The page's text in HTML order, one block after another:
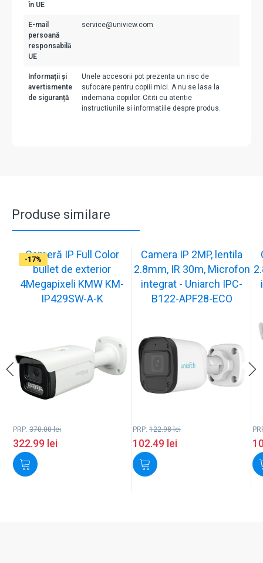
în UE
E-mail
persoană
responsabilă
UE
service@uniview.com
Informații și
avertismente
de siguranță
Unele accesorii pot prezenta un risc de
sufocare pentru copiii mici. A nu se lasa la
indemana copiilor. Cititi cu atentie
instructiunile si informatiile despre produs.
Produse similare
-13%
Cameră IP Full Color
bullet de exterior
4Megapixeli KMW KM-
IP429SW-A-K
PRP: 370.00lei
322.99 lei
-17%
Camera IP 2MP, lentila
2.8mm, IR 30m, Microfon
integrat - Uniarch IPC-
B122-APF28-ECO
PRP: 122.98lei
102.49 lei
-17%
-17%
-17%
-17%
-17%
-17%
-17%
-17%